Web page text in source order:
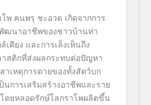
พ ฅนพรุ ชะอวด เกิดจากการ
ฒนาอาชีพของชาวบ้านท่า
คียง และการเล็งเห็นถึง
สติกที่ส่งผลกระทบต่อปัญหา
เหตุการตายของทั้งสัตว์บก
นการเสริมสร้างอาชีพและราย
ยหลอดรักษ์โลกราโพผลิตขึ้น